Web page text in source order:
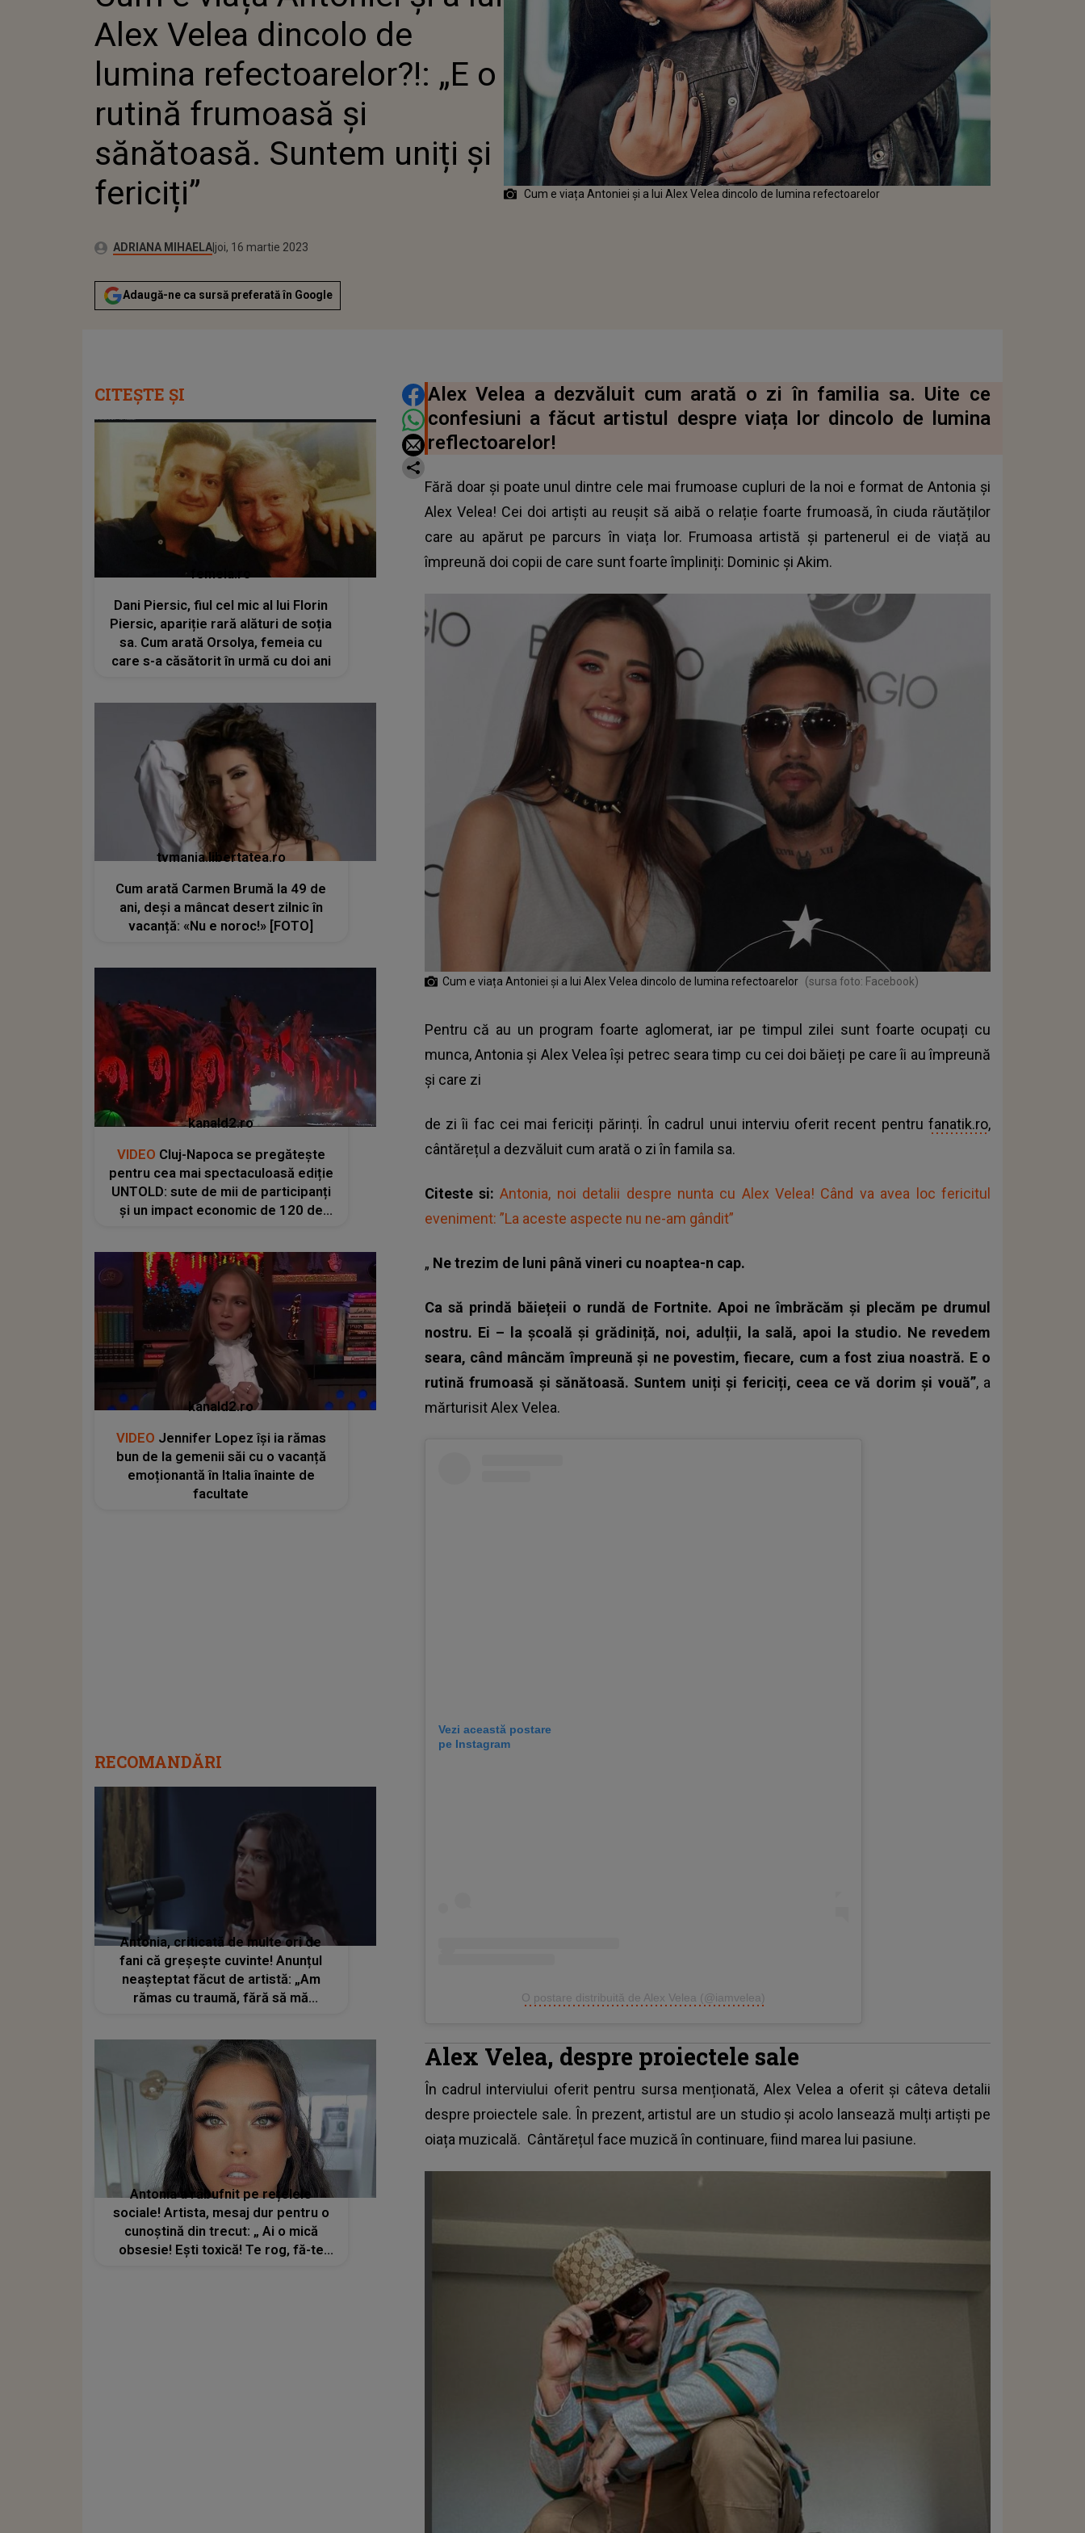
RUTINĂ FRUMOASĂ ȘI
SĂNĂTOASĂ. SUNTEM UNIȚI ȘI
FERICIȚI”
Alex Velea dincolo de
lumina refectoarelor?!: „E o
rutină frumoasă și
sănătoasă. Suntem uniți și
fericiți”
Autor:ADRIANA MIHAELAPublicat:
miercuri, 16 martie 2022
Actualizat:
joi, 16 martie 2023
Adaugă-ne ca sursă preferată în Google
Cum e viața Antoniei și a lui Alex Velea dincolo de lumina refectoarelor
DISTRIBUIE ARTICOLUL
Alex Velea a dezvăluit cum arată o zi în familia sa. Uite ce
confesiuni a făcut artistul despre viața lor dincolo de lumina
reflectoarelor!
Fără doar și poate unul dintre cele mai frumoase cupluri de la noi e format de Antonia și
Alex Velea! Cei doi artiști au reușit să aibă o relație foarte frumoasă, în ciuda răutăților
care au apărut pe parcurs în viața lor. Frumoasa artistă și partenerul ei de viață au
împreună doi copii de care sunt foarte împliniți: Dominic și Akim.
Cum e viața Antoniei și a lui Alex Velea dincolo de lumina refectoarelor (sursa foto: Facebook)
Pentru că au un program foarte aglomerat, iar pe timpul zilei sunt foarte ocupați cu
munca,Antonia și Alex Veleaîși petrec seara timp cu cei doi băieți pe care îi au împreună
și care zi
de zi îi fac cei mai fericiți părinți. În cadrul unui interviu oferit recent pentru fanatik.ro,
cântărețul a dezvăluit cum arată o zi în famila sa.
Citeste si:Antonia, noi detalii despre nunta cu Alex Velea! Când va avea loc fericitul
eveniment: ”La aceste aspecte nu ne-am gândit”
„ Ne trezim de luni până vineri cu noaptea-n cap.
Ca să prindă băiețeii o rundă de Fortnite. Apoi ne îmbrăcăm și plecăm pe drumul
nostru. Ei – la școală și grădiniță, noi, adulții, la sală, apoi la studio. Ne revedem
seara, când mâncăm împreună și ne povestim, fiecare, cum a fost ziua noastră. E o
rutină frumoasă și sănătoasă. Suntem uniți și fericiți, ceea ce vă dorim și vouă”, a
mărturisit Alex Velea.
Vezi această postare
pe Instagram
O postare distribuită de Alex Velea (@iamvelea)
Alex Velea, despre proiectele sale
În cadrul interviului oferit pentru sursa menționată, Alex Velea a oferit și câteva detalii
despre proiectele sale. În prezent, artistul are un studio și acolo lansează mulți artiști pe
oiața muzicală. Cântărețul face muzică în continuare, fiind marea lui pasiune.
CITEȘTE ȘI
femeia.ro
Dani Piersic, fiul cel mic al lui Florin
Piersic, apariție rară alături de soția
sa. Cum arată Orsolya, femeia cu
care s-a căsătorit în urmă cu doi ani
tvmania.libertatea.ro
Cum arată Carmen Brumă la 49 de
ani, deși a mâncat desert zilnic în
vacanță: «Nu e noroc!» [FOTO]
kanald2.ro
VIDEO Cluj-Napoca se pregătește
pentru cea mai spectaculoasă ediție
UNTOLD: sute de mii de participanți
și un impact economic de 120 de
kanald2.ro
VIDEO Jennifer Lopez își ia rămas
bun de la gemenii săi cu o vacanță
emoționantă în Italia înainte de
facultate
RECOMANDĂRI
Antonia, criticată de multe ori de
fani că greșește cuvinte! Anunțul
neașteptat făcut de artistă: „Am
rămas cu traumă, fără să mă
Antonia a răbufnit pe rețelele
sociale! Artista, mesaj dur pentru o
cunoștină din trecut: „ Ai o mică
obsesie! Ești toxică! Te rog, fă-te